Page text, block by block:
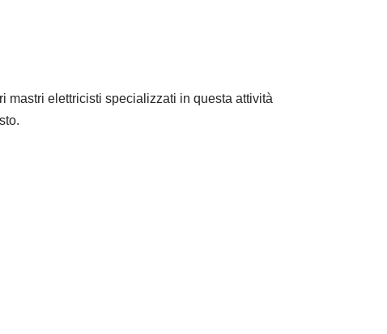
mastri elettricisti specializzati in questa attività